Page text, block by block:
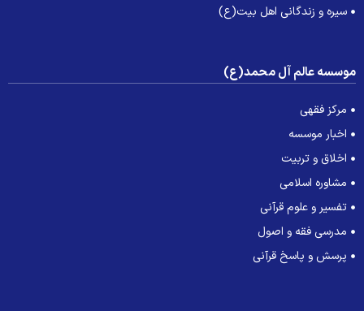
سیره و زندگانی اهل بیت(ع)
عالم آل محمد(ع)
مرکز فقهی
اخبار موسسه
اخلاق و تربیت
مشاوره اسلامی
تفسیر و علوم قرآنی
مدرسی فقه و اصول
پرسش و پاسخ قرآنی